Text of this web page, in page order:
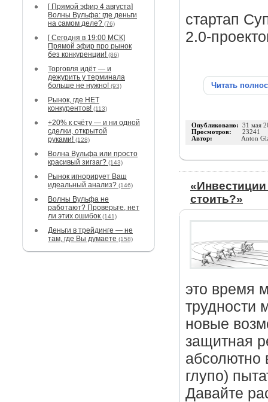
[ Прямой эфир 4 августа]
Волны Вульфа: где деньги
на самом деле? (76)
[ Сегодня в 19:00 МСК]
Прямой эфир про рынок
без конкуренции! (86)
Торговля идёт — и
дежурить у терминала
больше не нужно! (93)
Рынок, где НЕТ
конкурентов! (113)
+20% к счёту — и ни одной
сделки, открытой
руками! (128)
Волна Вульфа или просто
красивый зигзаг? (143)
Рынок игнорирует Ваш
идеальный анализ? (146)
Волны Вульфа не
работают? Проверьте, нет
ли этих ошибок (141)
Деньги в трейдинге — не
там, где Вы думаете (158)
стартап
2.0-
Читать
Опубликовано: 31 мая
Просмотров: 23241
Автор: Anton
«Инвестиции
стоить?»
это время
трудности
новые
защитная
абсолютно
глупо)
Давайте